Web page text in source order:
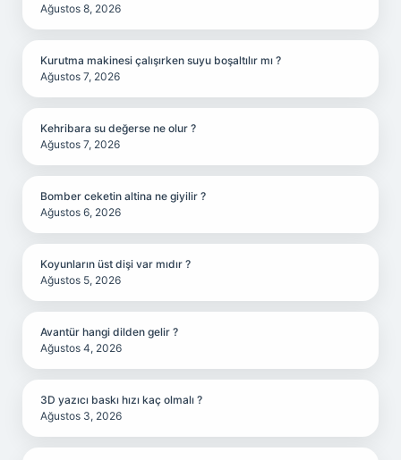
Ağustos 8, 2026
Kurutma makinesi çalışırken suyu boşaltılır mı ?
Ağustos 7, 2026
Kehribara su değerse ne olur ?
Ağustos 7, 2026
Bomber ceketin altina ne giyilir ?
Ağustos 6, 2026
Koyunların üst dişi var mıdır ?
Ağustos 5, 2026
Avantür hangi dilden gelir ?
Ağustos 4, 2026
3D yazıcı baskı hızı kaç olmalı ?
Ağustos 3, 2026